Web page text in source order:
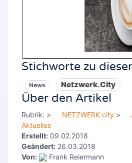
Stichworte zu
News Netzwerk.City
Über den Artikel
Rubrik: > NETZWERK.city>
Aktuelles
Erstellt: 09.02.2018
Geändert: 26.03.2018
Von:
Frank Reiermann